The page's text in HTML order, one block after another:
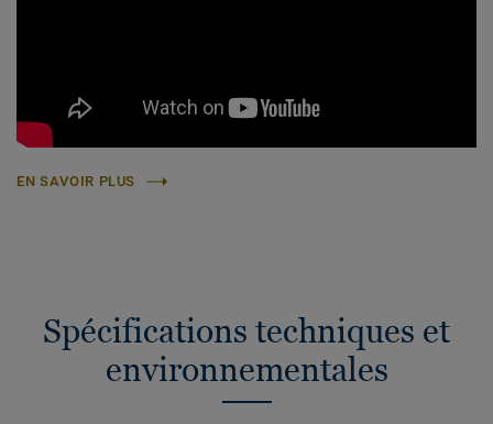
EN SAVOIR PLUS
Spécifications techniques et
environnementales